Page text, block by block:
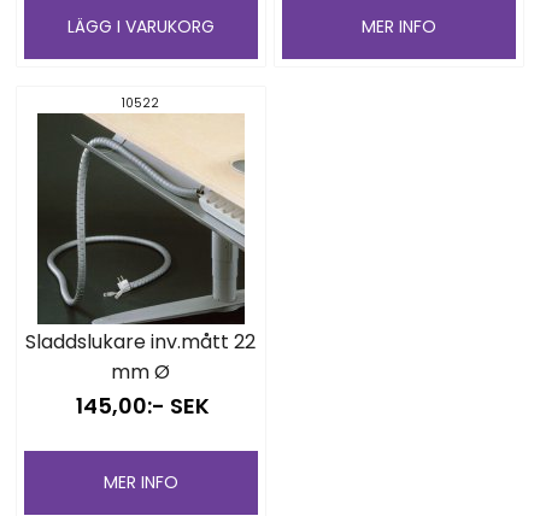
LÄGG I VARUKORG MER INFO
10522
Sladdslukare inv.mått 22
mm Ø
145,00:- SEK
MER INFO